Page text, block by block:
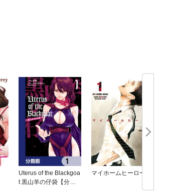
Uterus of the Blackgoa
t 黒山羊の仔袋【分冊
マイホームヒーロー